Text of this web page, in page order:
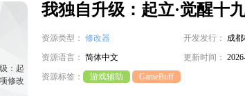
我独自升级：起立·觉醒十
资源类型： 修改器 开发发行：
成
资源语言： 简体中文 更新时间：
资源标签：
游戏辅助 GameBuff